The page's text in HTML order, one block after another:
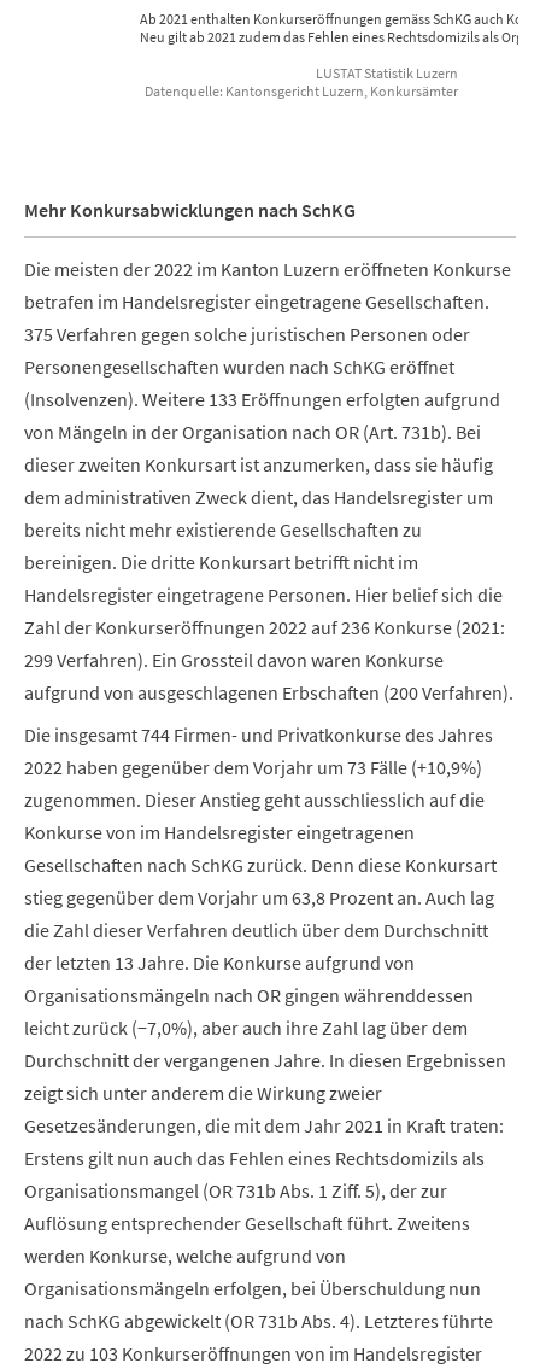
Ab 2021 enthalten
Neu gilt ab 2021 zudem das Fehlen eines Rechtsdomizils als
LUSTAT Statistik Luzern
Datenquelle: Kantonsgericht Luzern, Konkursämter
Mehr Konkursabwicklungen nach SchKG
Die meisten der 2022 im Kanton Luzern eröffneten Konkurse
betrafen im Handelsregister eingetragene Gesellschaften.
375 Verfahren gegen solche juristischen Personen oder
Personengesellschaften wurden nach SchKG eröffnet
(Insolvenzen). Weitere 133 Eröffnungen erfolgten aufgrund
von Mängeln in der Organisation nach OR (Art. 731b). Bei
dieser zweiten Konkursart ist anzumerken, dass sie häufig
dem administrativen Zweck dient, das Handelsregister um
bereits nicht mehr existierende Gesellschaften zu
bereinigen. Die dritte Konkursart betrifft nicht im
Handelsregister eingetragene Personen. Hier belief sich die
Zahl der Konkurseröffnungen 2022 auf 236 Konkurse (2021:
299 Verfahren). Ein Grossteil davon waren Konkurse
aufgrund von ausgeschlagenen Erbschaften (200 Verfahren).
Die insgesamt 744 Firmen- und Privatkonkurse des Jahres
2022 haben gegenüber dem Vorjahr um 73 Fälle (+10,9%)
zugenommen. Dieser Anstieg geht ausschliesslich auf die
Konkurse von im Handelsregister eingetragenen
Gesellschaften nach SchKG zurück. Denn diese Konkursart
stieg gegenüber dem Vorjahr um 63,8 Prozent an. Auch lag
die Zahl dieser Verfahren deutlich über dem Durchschnitt
der letzten 13 Jahre. Die Konkurse aufgrund von
Organisationsmängeln nach OR gingen währenddessen
leicht zurück (−7,0%), aber auch ihre Zahl lag über dem
Durchschnitt der vergangenen Jahre. In diesen Ergebnissen
zeigt sich unter anderem die Wirkung zweier
Gesetzesänderungen, die mit dem Jahr 2021 in Kraft traten:
Erstens gilt nun auch das Fehlen eines Rechtsdomizils als
Organisationsmangel (OR 731b Abs. 1 Ziff. 5), der zur
Auflösung entsprechender Gesellschaft führt. Zweitens
werden Konkurse, welche aufgrund von
Organisationsmängeln erfolgen, bei Überschuldung nun
nach SchKG abgewickelt (OR 731b Abs. 4). Letzteres führte
2022 zu 103 Konkurseröffnungen von im Handelsregister